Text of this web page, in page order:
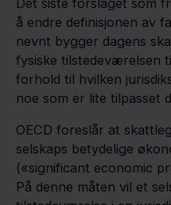
Det siste forslaget som
å endre definisjonen av
nevnt bygger dagens
fysiske tilstedeværelsen
forhold til hvilken
noe som er lite tilpasset
OECD foreslår at
selskaps betydelige
(«significant economic
På denne måten vil et